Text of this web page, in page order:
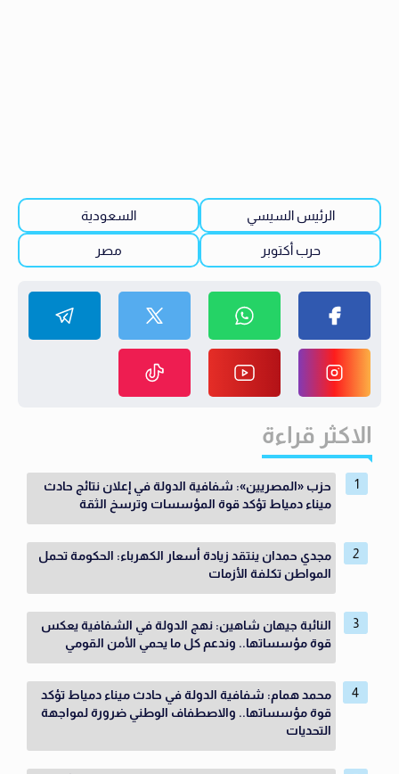
الرئيس السيسي السعودية
حرب أكتوبر مصر
الاكثر قراءة
حزب «المصريين»: شفافية الدولة في إعلان نتائج حادث
ميناء دمياط تؤكد قوة المؤسسات وترسخ الثقة
مجدي حمدان ينتقد زيادة أسعار الكهرباء: الحكومة تحمل
المواطن تكلفة الأزمات
النائبة جيهان شاهين: نهج الدولة في الشفافية يعكس
قوة مؤسساتها.. وندعم كل ما يحمي الأمن القومي
محمد همام: شفافية الدولة في حادث ميناء دمياط تؤكد
قوة مؤسساتها.. والاصطفاف الوطني ضرورة لمواجهة
التحديات